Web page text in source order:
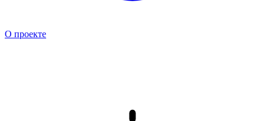
О проекте